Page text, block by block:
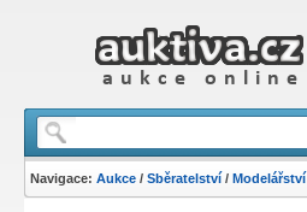
Navigace:Aukce /Sběratelství /Modelářství